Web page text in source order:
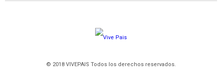
© 2018 VIVEPAIS Todos los derechos reservados.